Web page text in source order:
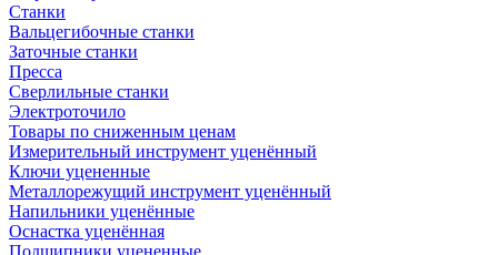
Станки
Вальцегибочные станки
Заточные станки
Пресса
Сверлильные станки
Электроточило
Товары по сниженным ценам
Измерительный инструмент уценённый
Ключи уцененные
Металлорежущий инструмент уценённый
Напильники уценённые
Оснастка уценённая
Подшипники уцененные